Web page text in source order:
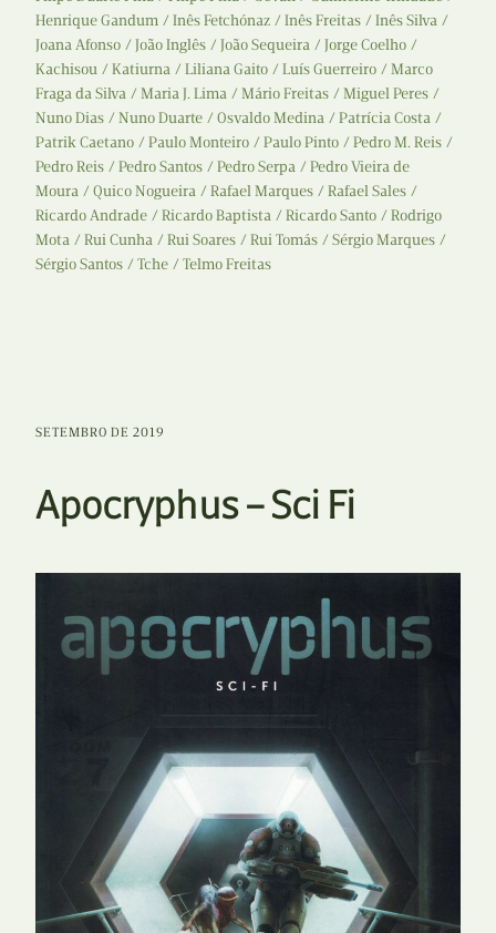
Henrique Gandum
Inês Fetchónaz Inês Freitas
Inês Silva
Joana Afonso
João Inglês João Sequeira
Jorge Coelho
Kachisou
Katiurna Liliana Gaito Luís Guerreiro
Marco
Fraga da Silva
Maria J. Lima Mário Freitas
Miguel Peres
Nuno Dias
Nuno Duarte Osvaldo Medina
Patrícia Costa
Patrik Caetano
Paulo Monteiro Paulo Pinto
Pedro M. Reis
Pedro Reis
Pedro Santos Pedro Serpa
Pedro Vieira de
Moura
Quico Nogueira Rafael Marques
Rafael Sales
Ricardo Andrade
Ricardo Baptista Ricardo Santo
Rodrigo
Mota
Rui Cunha Rui Soares Rui Tomás
Sérgio Marques
Sérgio Santos
Tche Telmo Freitas
SETEMBRO DE 2019
Apocryphus – Sci Fi